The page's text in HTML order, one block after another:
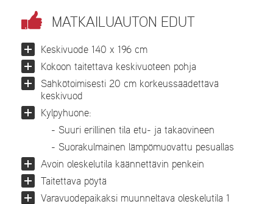
MATKAILUAUTON EDUT
Keskivuode 140 x 196 cm
Kokoon taitettava keskivuoteen pohja
Sähkötoimisesti 20 cm korkeussäädettävä
keskivuod
Kylpyhuone:
- Suuri erillinen tila etu- ja takaovineen
- Suorakulmainen lämpömuovattu pesuallas
Avoin oleskelutila käännettävin penkein
Taitettava pöytä
Varavuodepaikaksi muunneltava oleskelutila 1